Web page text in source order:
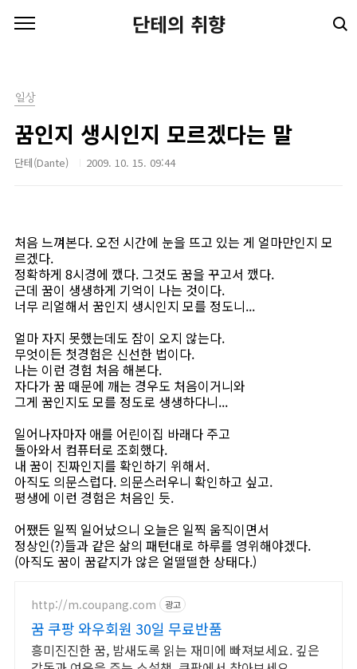
단테의 취향
일상
꿈인지 생시인지 모르겠다는 말
단테(Dante) 2009. 10. 15. 09:44
처음 느껴본다. 오전 시간에 눈을 뜨고 있는 게 얼마만인지 모
르겠다.
정확하게 8시경에 깼다. 그것도 꿈을 꾸고서 깼다.
근데 꿈이 생생하게 기억이 나는 것이다.
너무 리얼해서 꿈인지 생시인지 모를 정도니...
얼마 자지 못했는데도 잠이 오지 않는다.
무엇이든 첫경험은 신선한 법이다.
나는 이런 경험 처음 해본다.
자다가 꿈 때문에 깨는 경우도 처음이거니와
그게 꿈인지도 모를 정도로 생생하다니...
일어나자마자 애를 어린이집 바래다 주고
돌아와서 컴퓨터로 조회했다.
내 꿈이 진짜인지를 확인하기 위해서.
아직도 의문스럽다. 의문스러우니 확인하고 싶고.
평생에 이런 경험은 처음인 듯.
어쨌든 일찍 일어났으니 오늘은 일찍 움직이면서
정상인(?)들과 같은 삶의 패턴대로 하루를 영위해야겠다.
(아직도 꿈이 꿈같지가 않은 얼떨떨한 상태다.)
http://m.coupang.com 광고
꿈 쿠팡 와우회원 30일 무료반품
흥미진진한 꿈, 밤새도록 읽는 재미에 빠져보세요. 깊은